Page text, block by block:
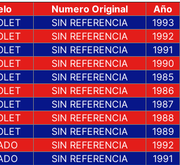
Numero Original Año
SIN REFERENCIA 1993
SIN REFERENCIA 1992
SIN REFERENCIA 1991
SIN REFERENCIA 1990
SIN REFERENCIA 1985
SIN REFERENCIA 1986
SIN REFERENCIA 1987
SIN REFERENCIA 1988
SIN REFERENCIA 1989
SIN REFERENCIA 1992
SIN REFERENCIA 1991